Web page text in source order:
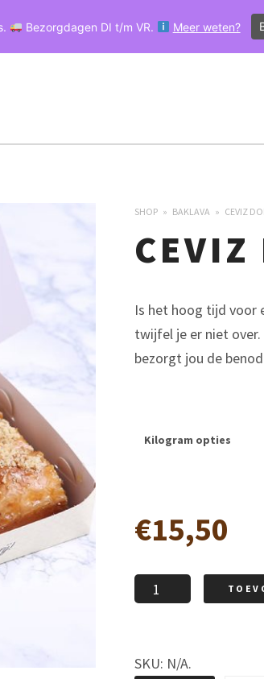
OVER ŞERİFOĞLU VESTIGINGEN
SHOP BAKLAVA CEVIZ
CEVIZ
Is het hoog tijd voor
twijfel je er niet
bezorgt jou de
Kilogram opties
€15,50
Ceviz
Dolmasi
SKU: N/A.
Bezorgdagen DI t/m VR. Meer weten?